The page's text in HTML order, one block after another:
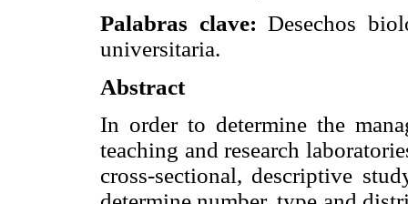
Palabras clave: Desechos
universitaria.
Abstract
In order to determine the
teaching and research
cross-sectional, descriptive